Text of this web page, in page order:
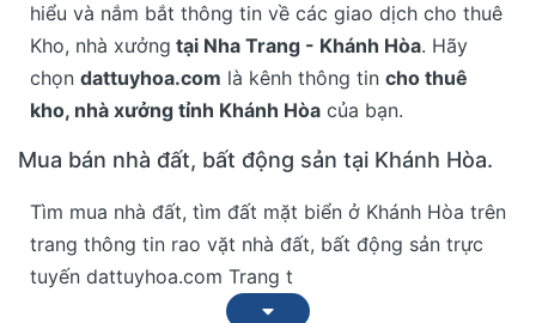
hiểu và nắm bắt thông tin về các giao dịch cho thuê
Kho, nhà xưởng tại Nha Trang - Khánh Hòa. Hãy
chọn dattuyhoa.com là kênh thông tin cho thuê
kho, nhà xưởng tỉnh Khánh Hòa của bạn.
Mua bán nhà đất, bất động sản tại Khánh Hòa.
Tìm mua nhà đất, tìm đất mặt biển ở Khánh Hòa trên
trang thông tin rao vặt nhà đất, bất động sản trực
tuyến dattuyhoa.com Trang t